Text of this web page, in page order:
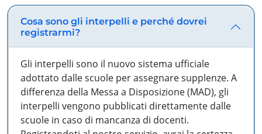
Cosa sono gli interpelli e perché dovrei
registrarmi?
Gli interpelli sono il nuovo sistema ufficiale
adottato dalle scuole per assegnare supplenze. A
differenza della Messa a Disposizione (MAD), gli
interpelli vengono pubblicati direttamente dalle
scuole in caso di mancanza di docenti.